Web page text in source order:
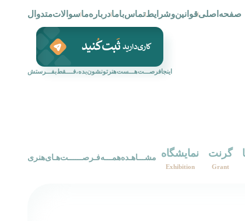
صفحه‌اصلیقوانین‌و‌شرایطتماس‌با‌مادرباره‌ما سوالات‌متدوال
اینجافرصـــت‌هـــست‌هنرتونشون‌بده،فــــقط‌بفـــرستش
گرنت
Grant
نمایشگاه
Exhibition
‌‌مشـــاهـده‌همـــه‌فـرصــــــت‌هـای‌هنری‌